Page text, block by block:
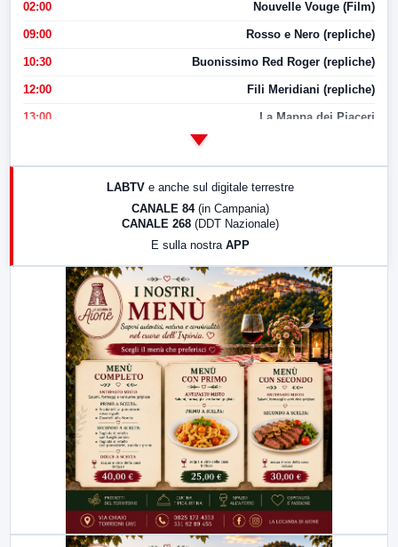
02:00 Nouvelle Vouge (Film)
09:00 Rosso e Nero (repliche)
10:30 Buonissimo Red Roger (repliche)
12:00 Fili Meridiani (repliche)
13:00 La Mappa dei Piaceri
LabNews (replica)
LABTV e anche sul digitale terrestre
CANALE 84 (in Campania)
CANALE 268 (DDT Nazionale)
E sulla nostra APP